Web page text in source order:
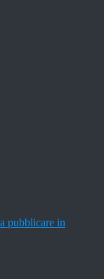
pubblicare in